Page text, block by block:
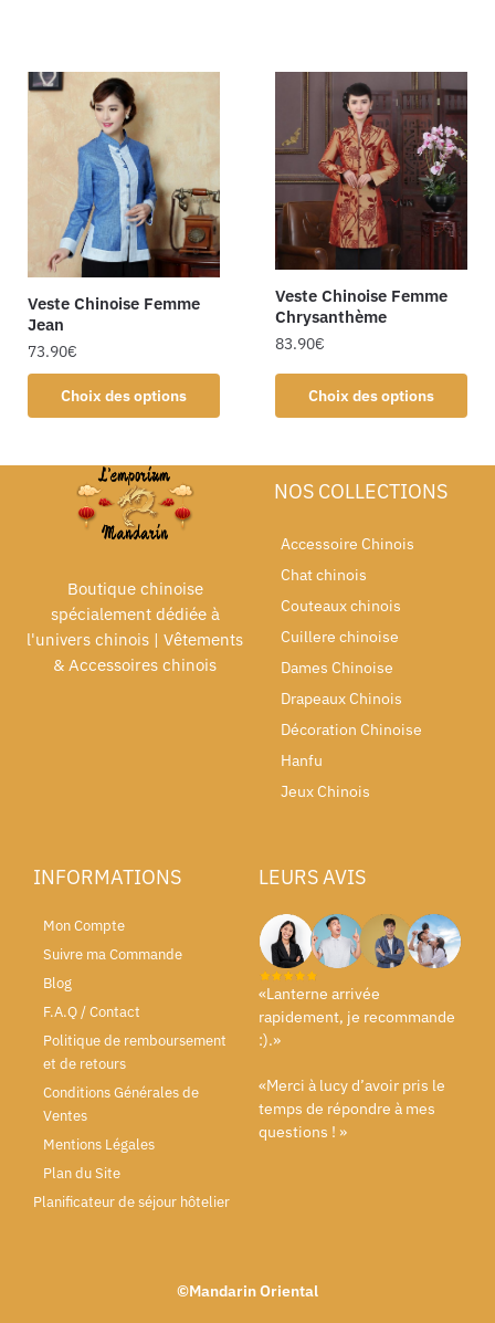
Veste Chinoise Femme
Jean
73.90€
Choix des options
Veste Chinoise Femme
Chrysanthème
83.90€
Choix des options
Boutique chinoise
spécialement dédiée à
l'univers chinois | Vêtements
& Accessoires chinois
NOS COLLECTIONS
Accessoire Chinois
Chat chinois
Couteaux chinois
Cuillere chinoise
Dames Chinoise
Drapeaux Chinois
Décoration Chinoise
Hanfu
Jeux Chinois
INFORMATIONS
Mon Compte
Suivre ma Commande
Blog
F.A.Q / Contact
Politique de remboursement
et de retours
Conditions Générales de
Ventes
Mentions Légales
Plan du Site
Planificateur de séjour hôtelier
LEURS AVIS
«Lanterne arrivée
rapidement, je recommande
:).»
«Merci à lucy d’avoir pris le
temps de répondre à mes
questions ! »
©Mandarin Oriental